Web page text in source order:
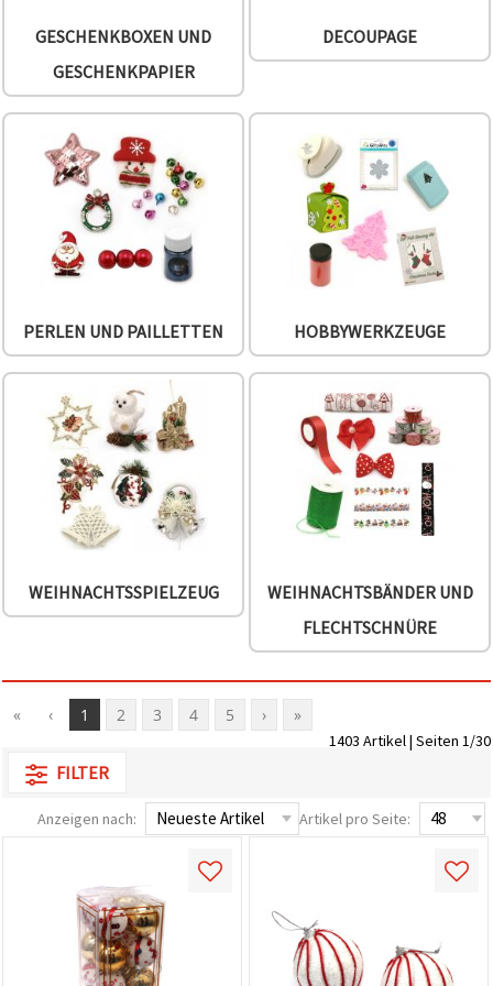
ändern
widerrufen.
Impressum
Datenschutzerklärung
Richtlinie
Alle
akzeptieren
Cookie-
GESCHENKBOXEN UND
GESCHENKPAPIER
DECOUPAGE
PERLEN UND PAILLETTEN HOBBYWERKZEUGE
WEIHNACHTSSPIELZEUG
WEIHNACHTSBÄNDER UND
FLECHTSCHNÜRE
« ‹ 1 2 3 4 5 › »
1403 Artikel | Seiten 1/30
FILTER
Anzeigen nach: Artikel pro Seite: